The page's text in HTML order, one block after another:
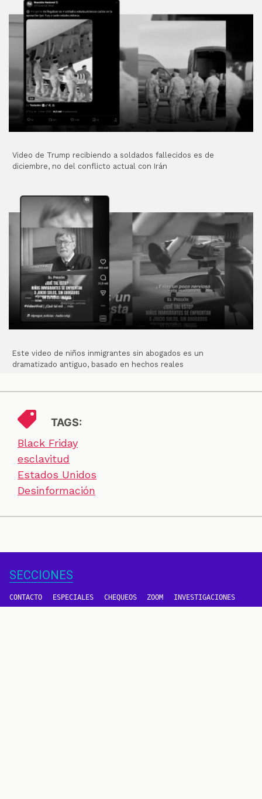
Video de Trump recibiendo a soldados fallecidos es de
diciembre, no del conflicto actual con Irán
Este video de niños inmigrantes sin abogados es un
dramatizado antiguo, basado en hechos reales
TAGS:
Black Friday
esclavitud
Estados Unidos
Desinformación
SECCIONES
CONTACTO ESPECIALES CHEQUEOS ZOOM INVESTIGACIONES